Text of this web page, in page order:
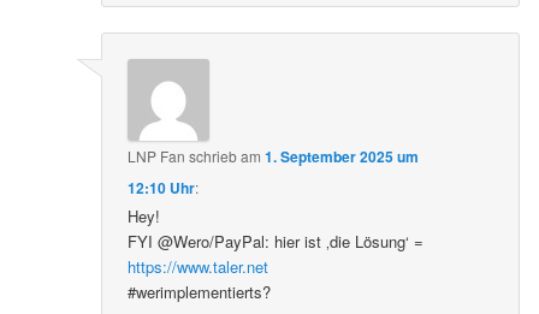
LNP Fan schriebam1. September 2025 um
12:10 Uhr:
Hey!
FYI @Wero/PayPal: hier ist ‚die Lösung‘ =
https://www.taler.net
#werimplementierts?